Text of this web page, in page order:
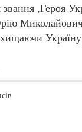
,Героя